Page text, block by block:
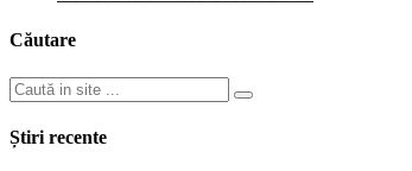
Căutare
Știri recente